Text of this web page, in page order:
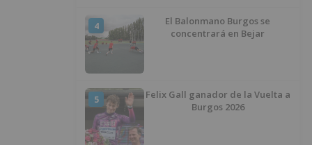
4
El Balonmano Burgos se
concentrará en Bejar
5
Felix Gall ganador de la Vuelta a
Burgos 2026